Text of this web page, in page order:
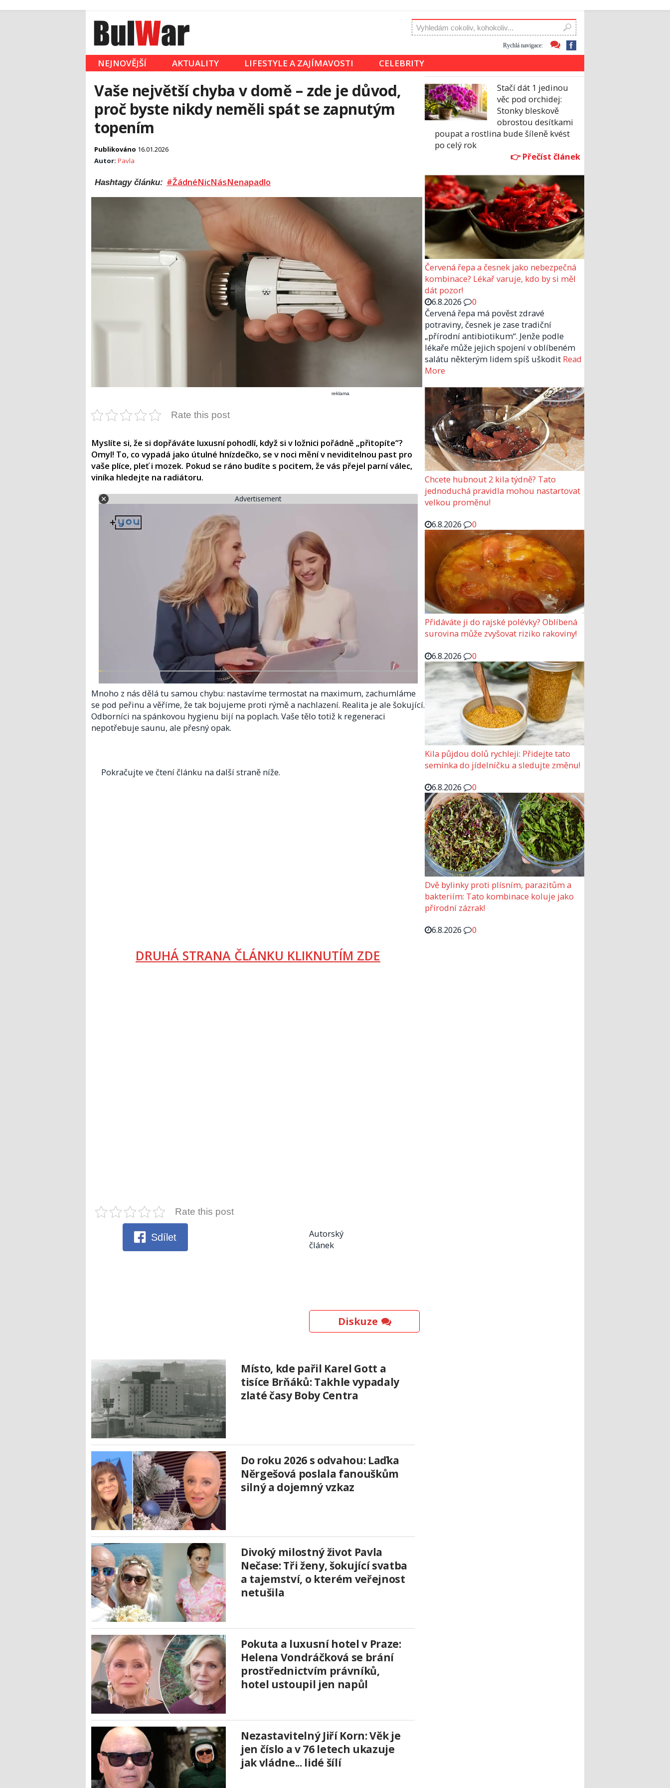
Rychlá navigace:
NEJNOVĚJŠÍ AKTUALITY LIFESTYLE A ZAJÍMAVOSTI CELEBRITY
Vaše největší chyba v domě – zde je důvod,
proč byste nikdy neměli spát se zapnutým
topením
Publikováno 16.01.2026
Autor: Pavla
Hashtagy článku: #ŽádnéNicNásNenapadlo
reklama
Rate this post
Myslíte si, že si dopřáváte luxusní pohodlí, když si v ložnici pořádně „přitopíte“?
Omyl! To, co vypadá jako útulné hnízdečko, se v noci mění v neviditelnou past pro
vaše plíce, pleť i mozek. Pokud se ráno budíte s pocitem, že vás přejel parní válec,
viníka hledejte na radiátoru.
Advertisement
Mnoho z nás dělá tu samou chybu: nastavíme termostat na maximum, zachumláme
se pod peřinu a věříme, že tak bojujeme proti rýmě a nachlazení. Realita je ale šokující.
Odborníci na spánkovou hygienu bijí na poplach. Vaše tělo totiž k regeneraci
nepotřebuje saunu, ale přesný opak.
Pokračujte ve čtení článku na další straně níže.
DRUHÁ STRANA ČLÁNKU KLIKNUTÍM ZDE
Rate this post
Sdílet
Autorský
článek
Diskuze
Místo, kde pařil Karel Gott a
tisíce Brňáků: Takhle vypadaly
zlaté časy Boby Centra
Do roku 2026 s odvahou: Laďka
Něrgešová poslala fanouškům
silný a dojemný vzkaz
Divoký milostný život Pavla
Nečase: Tři ženy, šokující svatba
a tajemství, o kterém veřejnost
netušila
Pokuta a luxusní hotel v Praze:
Helena Vondráčková se brání
prostřednictvím právníků,
hotel ustoupil jen napůl
Nezastavitelný Jiří Korn: Věk je
jen číslo a v 76 letech ukazuje
jak vládne... lidé šílí
Stačí dát 1 jedinou
věc pod orchidej:
Stonky bleskově
obrostou desítkami
poupat a rostlina bude šíleně kvést
po celý rok
Červená řepa a česnek jako nebezpečná
kombinace? Lékař varuje, kdo by si měl
dát pozor!
6.8.2026
0
Červená řepa má pověst zdravé
potraviny, česnek je zase tradiční
„přírodní antibiotikum“. Jenže podle
lékaře může jejich spojení v oblíbeném
salátu některým lidem spíš uškodit Read
More
Chcete hubnout 2 kila týdně? Tato
jednoduchá pravidla mohou nastartovat
velkou proměnu!
6.8.2026
0
Přidáváte ji do rajské polévky? Oblíbená
surovina může zvyšovat riziko rakoviny!
6.8.2026
0
Kila půjdou dolů rychleji: Přidejte tato
semínka do jídelníčku a sledujte změnu!
6.8.2026
0
Dvě bylinky proti plísním, parazitům a
bakteriím: Tato kombinace koluje jako
přírodní zázrak!
6.8.2026
0